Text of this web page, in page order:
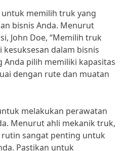
memilih truk yang
bisnis Anda. Menurut
John Doe, “Memilih truk
dalam bisnis
pilih memiliki kapasitas
dengan rute dan muatan
melakukan perawatan
Menurut ahli mekanik truk,
rutin sangat penting untuk
Pastikan untuk